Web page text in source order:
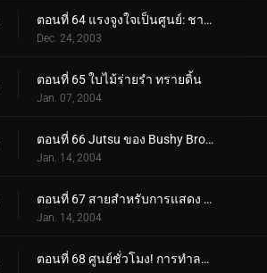
ตอนที่ 64 แรงจูงใจเป็นศูนย์: ชายผู้อิจฉาริษยาคลาวด์!
Dec. 24, 2003
ตอนที่ 65 ใบไม้ร่ายรำ ทรายดิ้น
Jan. 07, 2004
ตอนที่ 66 Jutsu ของ Bushy Brow: สไตล์ซาสึเกะ!
Jan. 14, 2004
ตอนที่ 67 สายสำหรับการแสดง แต่พร้อมที่จะไป! สุดยอดเทคนิคลับเกิดขึ้นแล้ว!
Jan. 14, 2004
ตอนที่ 68 ศูนย์ชั่วโมง! การทำลายล้างหมู่บ้านใบไม้ที่ซ่อนอยู่เริ่มต้นขึ้นแล้ว!